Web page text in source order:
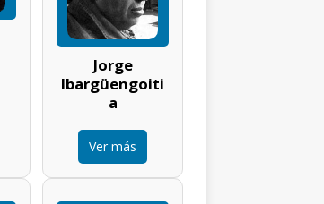
Jorge
Ibargüengoiti
a
Ver más